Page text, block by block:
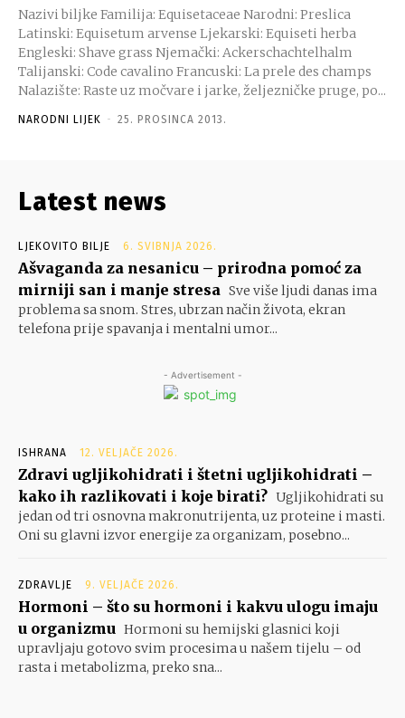
Nazivi biljke Familija: Equisetaceae Narodni: Preslica
Latinski: Equisetum arvense Ljekarski: Equiseti herba
Engleski: Shave grass Njemački: Ackerschachtelhalm
Talijanski: Code cavalino Francuski: La prele des champs
Nalazište: Raste uz močvare i jarke, željezničke pruge, po...
NARODNI LIJEK - 25. PROSINCA 2013.
Latest news
LJEKOVITO BILJE 6. SVIBNJA 2026.
Ašvaganda za nesanicu – prirodna pomoć za
mirniji san i manje stresa Sve više ljudi danas ima
problema sa snom. Stres, ubrzan način života, ekran
telefona prije spavanja i mentalni umor...
- Advertisement -
ISHRANA 12. VELJAČE 2026.
Zdravi ugljikohidrati i štetni ugljikohidrati –
kako ih razlikovati i koje birati? Ugljikohidrati su
jedan od tri osnovna makronutrijenta, uz proteine i masti.
Oni su glavni izvor energije za organizam, posebno...
ZDRAVLJE 9. VELJAČE 2026.
Hormoni – što su hormoni i kakvu ulogu imaju
u organizmu Hormoni su hemijski glasnici koji
upravljaju gotovo svim procesima u našem tijelu – od
rasta i metabolizma, preko sna...